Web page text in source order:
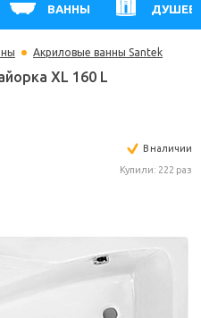
ВАННЫ
Акриловые ванны Santek
XL 160 L